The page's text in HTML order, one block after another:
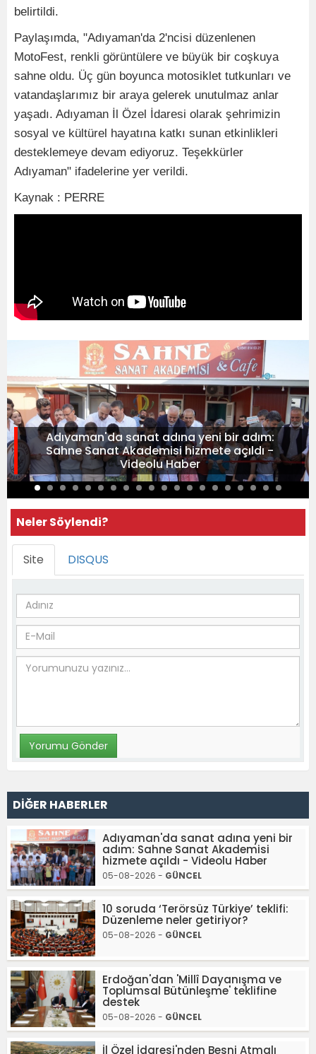
belirtildi.
Paylaşımda, "Adıyaman'da 2'ncisi düzenlenen
MotoFest, renkli görüntülere ve büyük bir coşkuya
sahne oldu. Üç gün boyunca motosiklet tutkunları ve
vatandaşlarımız bir araya gelerek unutulmaz anlar
yaşadı. Adıyaman İl Özel İdaresi olarak şehrimizin
sosyal ve kültürel hayatına katkı sunan etkinlikleri
desteklemeye devam ediyoruz. Teşekkürler
Adıyaman" ifadelerine yer verildi.
Kaynak : PERRE
Adıyaman'da sanat adına yeni bir adım:
Sahne Sanat Akademisi hizmete açıldı -
Videolu Haber
Neler Söylendi?
Site DISQUS
DİĞER HABERLER
Adıyaman'da sanat adına yeni bir
adım: Sahne Sanat Akademisi
hizmete açıldı - Videolu Haber
05-08-2026 - GÜNCEL
10 soruda ‘Terörsüz Türkiye’ teklifi:
Düzenleme neler getiriyor?
05-08-2026 - GÜNCEL
Erdoğan'dan 'Millî Dayanışma ve
Toplumsal Bütünleşme' teklifine
destek
05-08-2026 - GÜNCEL
İl Özel İdaresi'nden Besni Atmalı